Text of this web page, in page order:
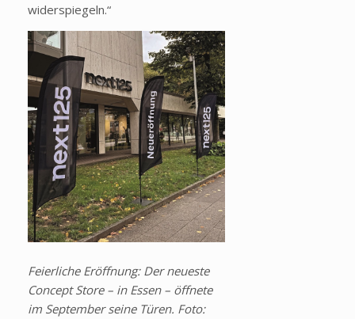
widerspiegeln.“
Feierliche Eröffnung: Der neueste
Concept Store – in Essen – öffnete
im September seine Türen. Foto: